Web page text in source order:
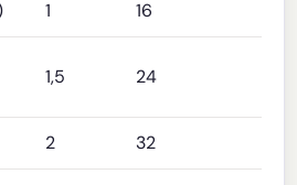
1 16
1,5 24
2 32